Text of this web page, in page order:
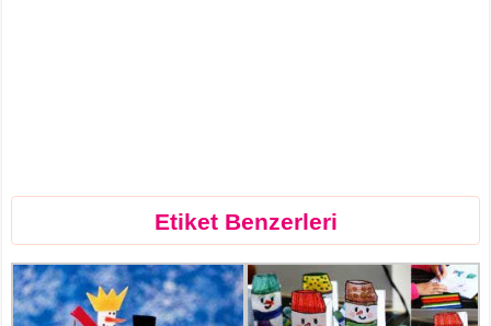
Etiket Benzerleri